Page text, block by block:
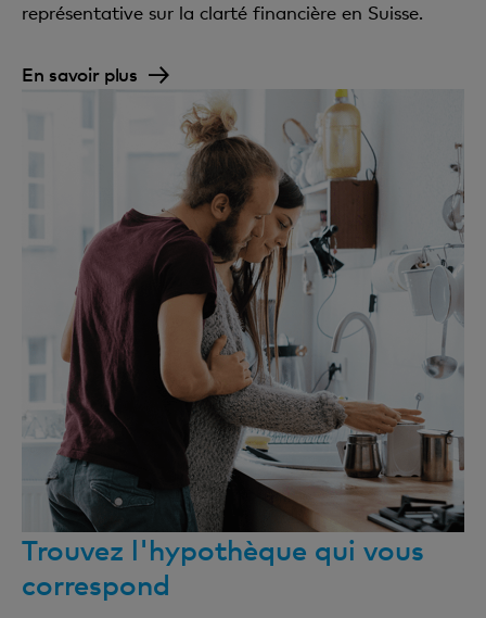
représentative sur la clarté financière en Suisse.
En savoir plus
Trouvez l'hypothèque qui vous
correspond